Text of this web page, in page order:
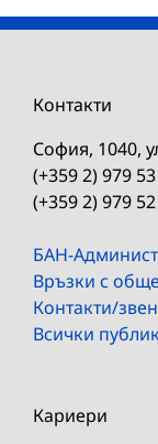
Контакти
София, 1040,
(+359 2) 979
(+359 2) 979
БАН-
Връзки с
Контакти/
Всички
Кариери